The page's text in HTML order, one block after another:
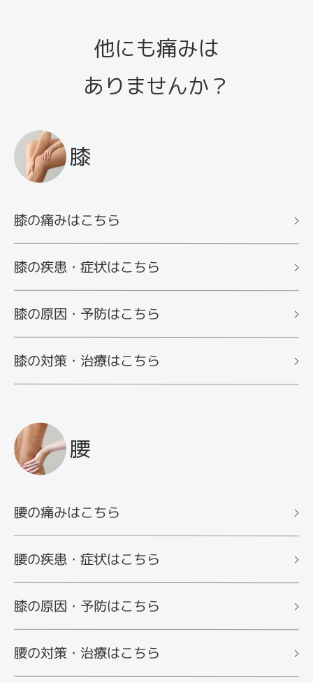
他にも痛みは
ありませんか？
膝
膝の痛みはこちら
膝の疾患・症状はこちら
膝の原因・予防はこちら
膝の対策・治療はこちら
腰
腰の痛みはこちら
腰の疾患・症状はこちら
膝の原因・予防はこちら
腰の対策・治療はこちら